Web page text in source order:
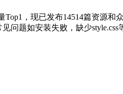
，现已发布14514篇资源和
问题如安装失败，缺少style.css